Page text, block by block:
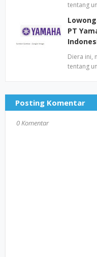
tentang
PT
Diera ini,
tentang
Posting Komentar
0 Komentar